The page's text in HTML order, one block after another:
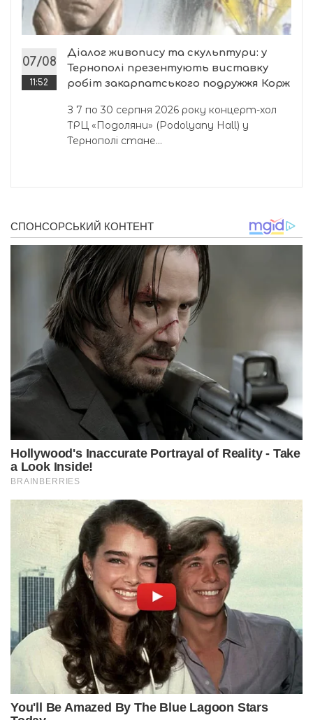
07/08
11:52
Діалог живопису та скульптури: у
Тернополі презентують виставку
робіт закарпатського подружжя Корж
З 7 по 30 серпня 2026 року концерт-хол
ТРЦ «Подоляни» (Podolyany Hall) у
Тернополі стане...